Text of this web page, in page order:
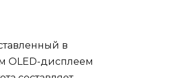
в
OLED-дисплеем